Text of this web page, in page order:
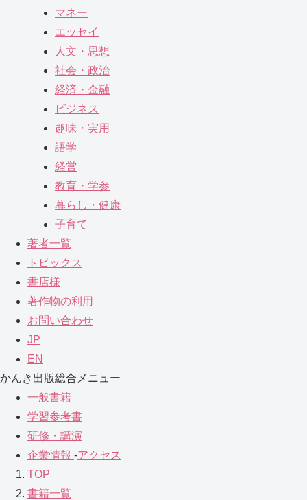
マネー
エッセイ
人文・思想
社会・政治
経済・金融
ビジネス
趣味・実用
語学
経営
教育・学参
暮らし・健康
子育て
著者一覧
トピックス
書店様
著作物の利用
お問い合わせ
JP
EN
かんき出版総合メニュー
一般書籍
学習参考書
研修・講演
企業情報 -アクセス
TOP
書籍一覧